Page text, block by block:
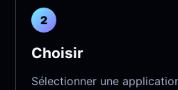
2
Choisir
Sélectionner une